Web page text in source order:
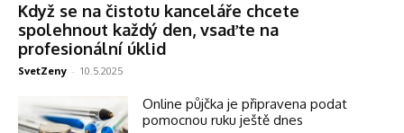
Když se na čistotu kanceláře chcete
spolehnout každý den, vsaďte na
profesionální úklid
SvetZeny - 10.5.2025
Online půjčka je připravena podat
pomocnou ruku ještě dnes